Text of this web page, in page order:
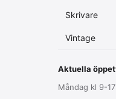
Skrivare
Vintage
Aktuella
Måndag kl 9-17